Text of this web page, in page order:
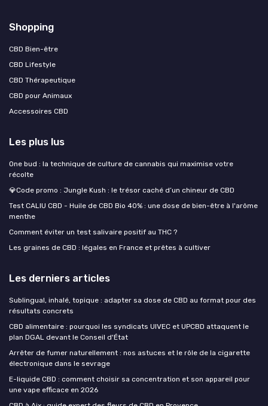
Shopping
CBD Bien-être
CBD Lifestyle
CBD Thérapeutique
CBD pour Animaux
Accessoires CBD
Les plus lus
One bud : la technique de culture de cannabis qui maximise votre
récolte
💎Code promo : Jungle Kush : le trésor caché d’un chineur de CBD
Test CALIU CBD - Huile de CBD Bio 40% : une dose de bien-être à l'arôme
menthe
Comment éviter un test salivaire positif au THC ?
Les graines de CBD : légales en France et prêtes à cultiver
Les derniers articles
Sublingual, inhalé, topique : adapter sa dose de CBD au format pour des
résultats concrets
CBD alimentaire : pourquoi les syndicats UIVEC et UPCBD attaquent le
plan DGAL devant le Conseil d'État
Arrêter de fumer naturellement : nos astuces et le rôle de la cigarette
électronique dans le sevrage
E-liquide CBD : comment choisir sa concentration et son appareil pour
une vape efficace en 2026